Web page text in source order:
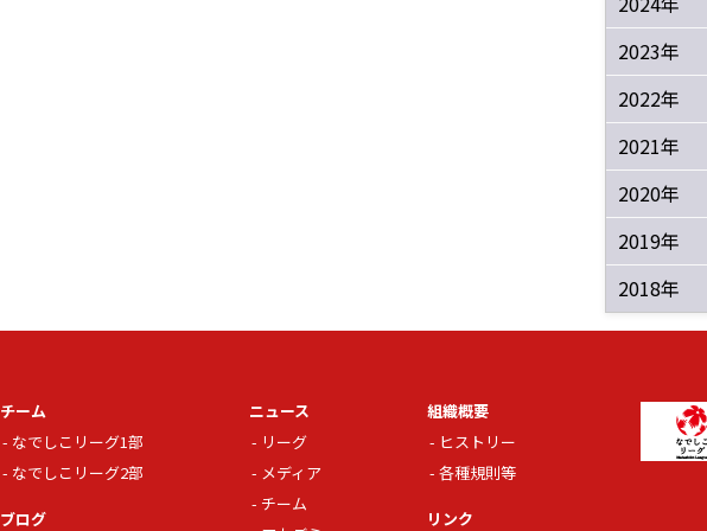
2023年
2022年
2021年
2020年
2019年
2018年
チーム
なでしこリーグ1部
なでしこリーグ2部
ブログ
ニュース
リーグ
メディア
チーム
組織概要
ヒストリー
各種規則等
リンク